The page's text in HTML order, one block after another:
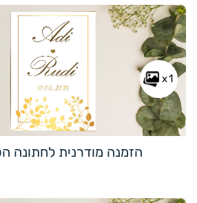
x1
הזמנה מודרנית לחתונה